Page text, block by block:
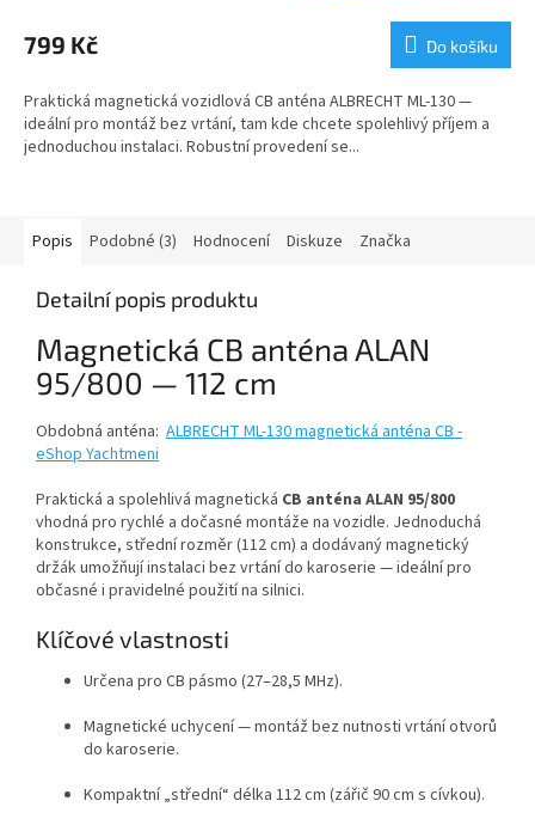
799 Kč Do košíku
Praktická magnetická vozidlová CB anténa ALBRECHT ML-130 —
ideální pro montáž bez vrtání, tam kde chcete spolehlivý příjem a
jednoduchou instalaci. Robustní provedení se...
Popis Podobné (3) Hodnocení Diskuze Značka
Detailní popis produktu
Magnetická CB anténa ALAN
95/800 — 112 cm
Obdobná anténa: ALBRECHT ML-130 magnetická anténa CB -
eShop Yachtmeni
Praktická a spolehlivá magnetická CB anténa ALAN 95/800
vhodná pro rychlé a dočasné montáže na vozidle. Jednoduchá
konstrukce, střední rozměr (112 cm) a dodávaný magnetický
držák umožňují instalaci bez vrtání do karoserie — ideální pro
občasné i pravidelné použití na silnici.
Klíčové vlastnosti
Určena pro CB pásmo (27–28,5 MHz).
Magnetické uchycení — montáž bez nutnosti vrtání otvorů
do karoserie.
Kompaktní „střední“ délka 112 cm (zářič 90 cm s cívkou).